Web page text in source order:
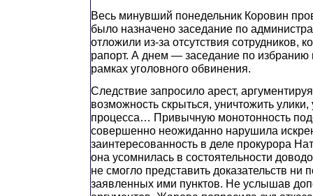
Весь минувший понедельник Коровин
было назначено заседание по
отложили из-за отсутствия сотрудников,
рапорт. А днем — заседание по
рамках уголовного обвинения.
Следствие запросило арест,
возможность скрыться, уничтожить улики,
процесса… Привычную монотонность
совершенно неожиданно нарушила
заинтересованность в деле прокурора
она усомнилась в состоятельности
не смогло представить доказательств ни
заявленных ими пунктов. Не услышав